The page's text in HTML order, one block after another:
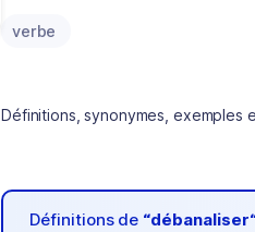
verbe
Définitions, synonymes, exemples
Définitions de